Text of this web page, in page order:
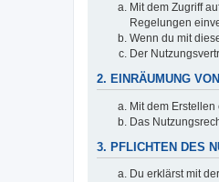
Mit dem Zugriff
Regelungen
Wenn du mit
Der
2. EINRÄUMUNG
Mit dem
Das
3. PFLICHTEN DES
Du erklärst mit